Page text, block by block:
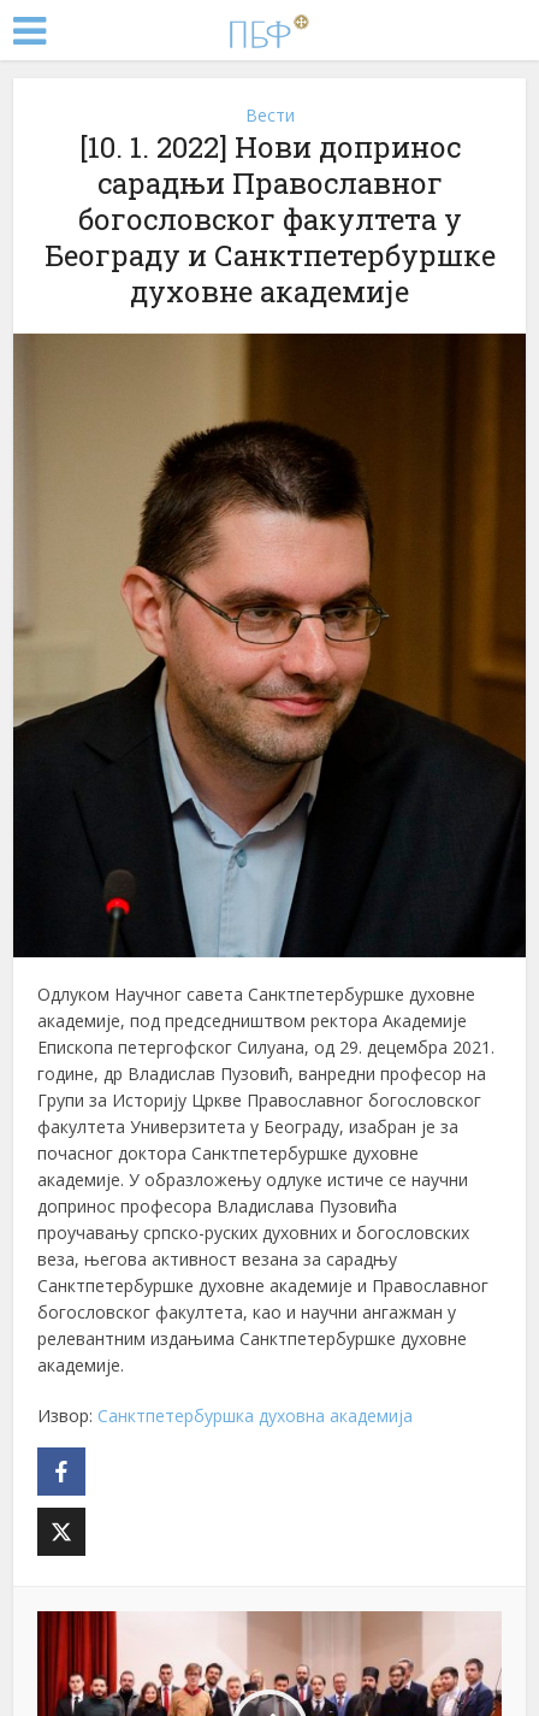
Вести
[10. 1. 2022] Нови допринос
сарадњи Православног
богословског факултета у
Београду и Санктпетербуршке
духовне академије
Одлуком Научног савета Санктпетербуршке духовне
академије, под председништвом ректора Академије
Епископа петергофског Силуана, од 29. децембра 2021.
године, др Владислав Пузовић, ванредни професор на
Групи за Историју Цркве Православног богословског
факултета Универзитета у Београду, изабран је за
почасног доктора Санктпетербуршке духовне
академије. У образложењу одлуке истиче се научни
допринос професора Владислава Пузовића
проучавању српско-руских духовних и богословских
веза, његова активност везана за сарадњу
Санктпетербуршке духовне академије и Православног
богословског факултета, као и научни ангажман у
релевантним издањима Санктпетербуршке духовне
академије.
Извор: Санктпетербуршка духовна академија